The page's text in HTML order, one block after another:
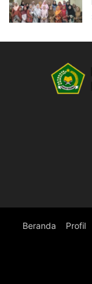
Beranda Profil